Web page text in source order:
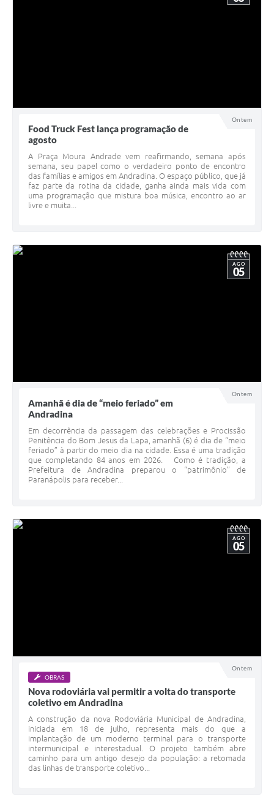
Ontem
Food Truck Fest lança programação de
agosto
A Praça Moura Andrade vem reafirmando, semana após
semana, seu papel como o verdadeiro ponto de encontro
das famílias e amigos em Andradina. O espaço público, que já
faz parte da rotina da cidade, ganha ainda mais vida com
uma programação que mistura boa música, encontro ao ar
livre e muita...
Ontem
AGO
05
Amanhã é dia de “meio feriado” em
Andradina
Em decorrência da passagem das celebrações e Procissão
Penitência do Bom Jesus da Lapa, amanhã (6) é dia de “meio
feriado” à partir do meio dia na cidade. Essa é uma tradição
que completando 84 anos em 2026. Como é tradição, a
Prefeitura de Andradina preparou o “patrimônio” de
Paranápolis para receber...
Ontem
AGO
05
OBRAS
Nova rodoviária vai permitir a volta do transporte
coletivo em Andradina
A construção da nova Rodoviária Municipal de Andradina,
iniciada em 18 de julho, representa mais do que a
implantação de um moderno terminal para o transporte
intermunicipal e interestadual. O projeto também abre
caminho para um antigo desejo da população: a retomada
das linhas de transporte coletivo...